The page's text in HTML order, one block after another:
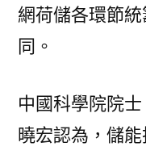
網荷儲各環節
同。
中國科學院院
曉宏認為，儲